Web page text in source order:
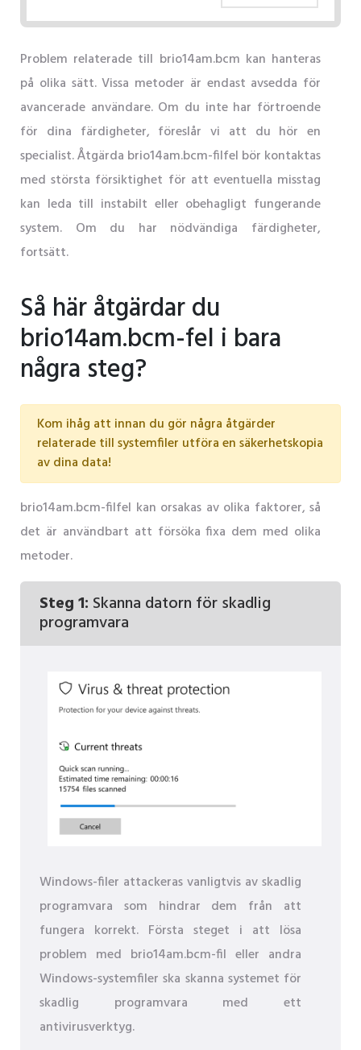
Problem relaterade till brio14am.bcm kan hanteras
på olika sätt. Vissa metoder är endast avsedda för
avancerade användare. Om du inte har förtroende
för dina färdigheter, föreslår vi att du hör en
specialist. Åtgärda brio14am.bcm-filfel bör kontaktas
med största försiktighet för att eventuella misstag
kan leda till instabilt eller obehagligt fungerande
system. Om du har nödvändiga färdigheter,
fortsätt.
Så här åtgärdar du
brio14am.bcm-fel i bara
några steg?
Kom ihåg att innan du gör några åtgärder
relaterade till systemfiler utföra en säkerhetskopia
av dina data!
brio14am.bcm-filfel kan orsakas av olika faktorer, så
det är användbart att försöka fixa dem med olika
metoder.
Steg 1: Skanna datorn för skadlig
programvara
Windows-filer attackeras vanligtvis av skadlig
programvara som hindrar dem från att
fungera korrekt. Första steget i att lösa
problem med brio14am.bcm-fil eller andra
Windows-systemfiler ska skanna systemet för
skadlig programvara med ett
antivirusverktyg.